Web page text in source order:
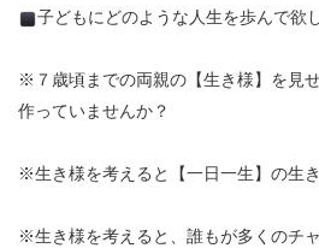
子どもにどのような人生を歩んで欲
※ ７歳頃までの両親の【生き様】を見
作っていませんか？
※生き様を考えると【一日一生】の生
※生き様を考えると、誰もが多くのチ